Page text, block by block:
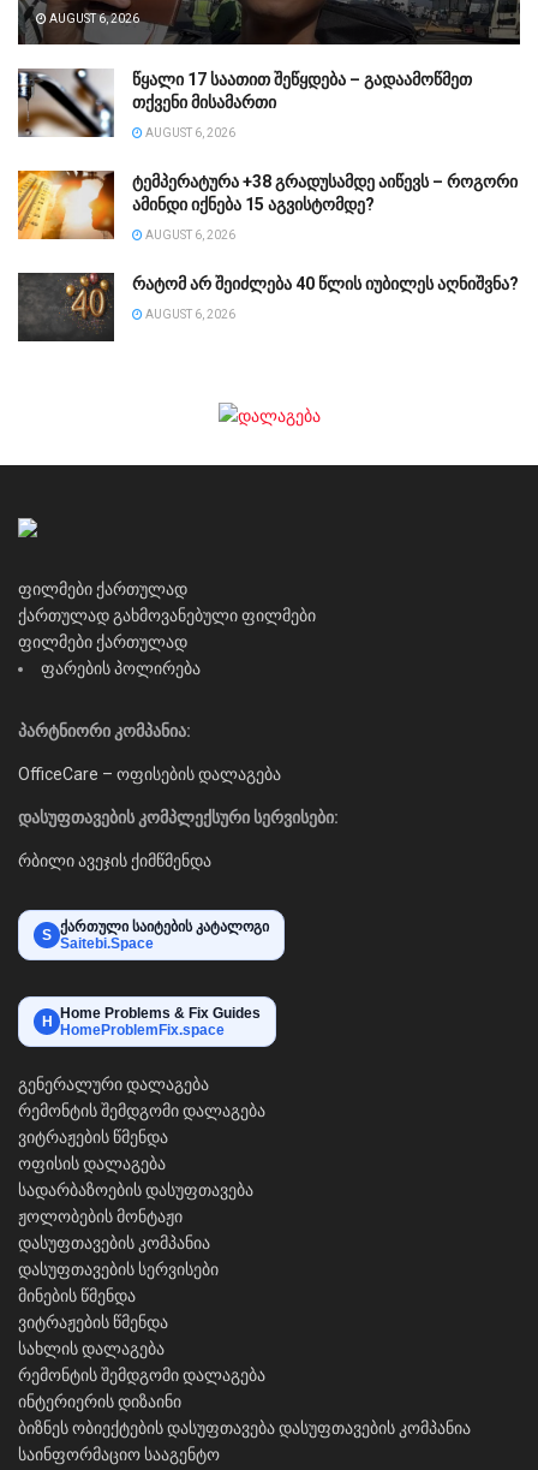
AUGUST 6, 2026
წყალი 17 საათით შეწყდება – გადაამოწმეთ
თქვენი მისამართი
AUGUST 6, 2026
ტემპერატურა +38 გრადუსამდე აიწევს – როგორი
ამინდი იქნება 15 აგვისტომდე?
AUGUST 6, 2026
რატომ არ შეიძლება 40 წლის იუბილეს აღნიშვნა?
AUGUST 6, 2026
ფილმები ქართულად
ქართულად გახმოვანებული ფილმები
ფილმები ქართულად
ფარების პოლირება
პარტნიორი კომპანია:
OfficeCare – ოფისების დალაგება
დასუფთავების კომპლექსური სერვისები:
რბილი ავეჯის ქიმწმენდა
S ქართული საიტების კატალოგი
Saitebi.Space
H
Home Problems & Fix Guides
HomeProblemFix.space
გენერალური დალაგება
რემონტის შემდგომი დალაგება
ვიტრაჟების წმენდა
ოფისის დალაგება
სადარბაზოების დასუფთავება
ჟოლობების მონტაჟი
დასუფთავების კომპანია
დასუფთავების სერვისები
მინების წმენდა
ვიტრაჟების წმენდა
სახლის დალაგება
რემონტის შემდგომი დალაგება
ინტერიერის დიზაინი
ბიზნეს ობიექტების დასუფთავებადასუფთავების კომპანია
საინფორმაციო სააგენტო